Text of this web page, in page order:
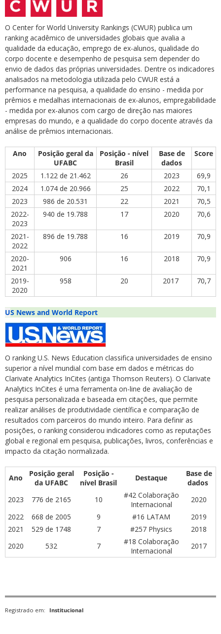
O Center for World University Rankings (CWUR) publica um
ranking acadêmico de universidades globais que avalia a
qualidade da educação, emprego de ex-alunos, qualidade do
corpo docente e desempenho de pesquisa sem depender do
envio de dados das próprias universidades. Dentre os indicadores
analisados na metodologia utilizada pelo CWUR está a
performance na pesquisa, a qualidade do ensino - medida por
prêmios e medalhas internacionais de ex-alunos, empregabilidade
- medida por ex-alunos com cargo de direção nas maiores
empresas do mundo, e a qualidade do corpo docente através da
análise de prêmios internacionais.
Ano
Posição geral da
UFABC
Posição - nível
Brasil
Base de
dados
Score
2025 1.122 de 21.462 26 2023
69,9
2024
1.074 de 20.966 25 2022
70,1
2023
986 de 20.531 22 2021
70,5
2022-
2023
940 de 19.788 17 2020 70,6
2021-
2022
896 de 19.788 16 2019 70,9
2020-
2021
906 16 2018 70,9
2019-
2020
958 20 2017 70,7
US News and World Report
O ranking U.S. News Education classifica universidades de ensino
superior a nível mundial com base em dados e métricas do
Clarivate Analytics InCites (antiga Thomson Reuters). O Clarivate
Analytics InCites é uma ferramenta on-line de avaliação de
pesquisa personalizada e baseada em citações, que permite
realizar análises de produtividade científica e comparação de
resultados com parceiros do mundo inteiro. Para definir as
posições, o ranking considerou indicadores como as reputações
global e regional em pesquisa, publicações, livros, conferências e
impacto da citação normalizada.
Ano
Posição geral
da UFABC
Posição -
nível Brasil
Destaque
Base de
dados
2023
776 de 2165 10
#42 Colaboração
Internacional
2020
2022
668 de 2005 9 #16 LATAM
2019
2021
529 de 1748 7 #257 Physics
2018
2020
532 7
#18 Colaboração
Internacional
2017
Registrado em: Institucional